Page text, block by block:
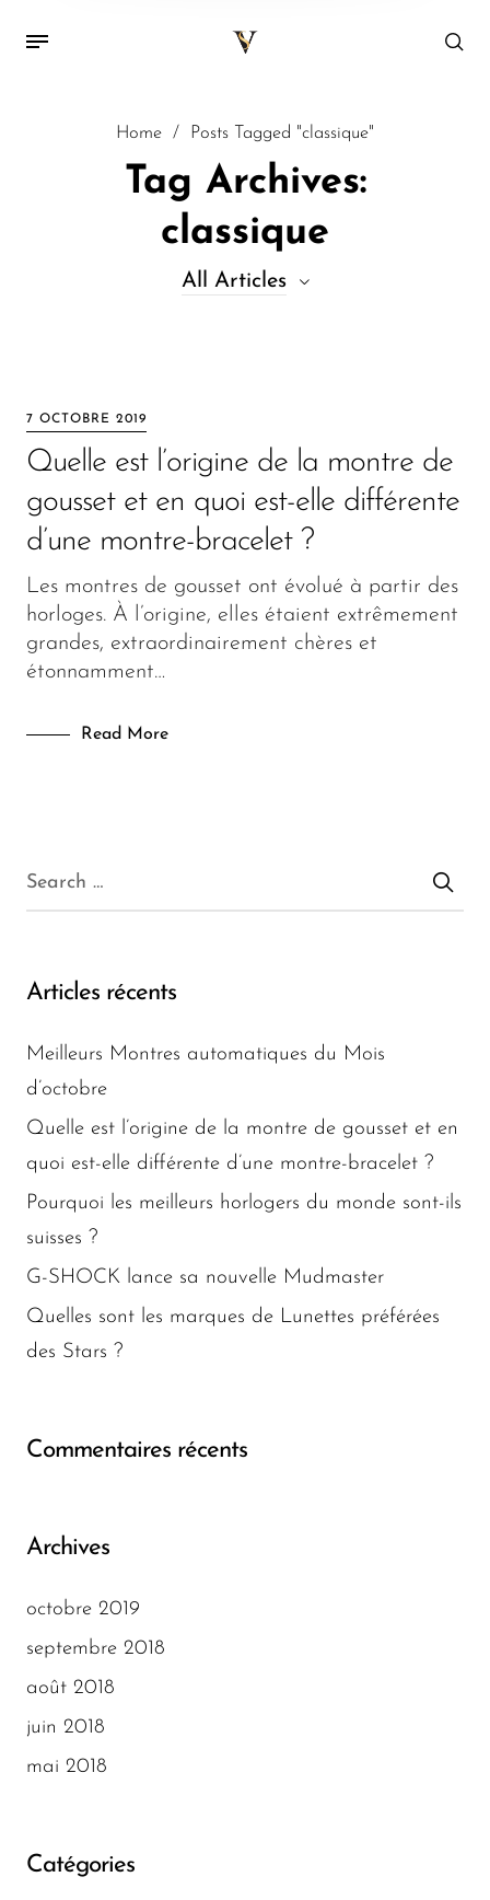
Home / Posts Tagged "classique"
Tag Archives:
classique
All Articles
Kitchen
Lifestyle
Lunettes
Mode
Fashion
7 OCTOBRE 2019
Quelle est l’origine de la montre de
gousset et en quoi est-elle différente
d’une montre-bracelet ?
Les montres de gousset ont évolué à partir des
horloges. À l’origine, elles étaient extrêmement
grandes, extraordinairement chères et
étonnamment…
Read More
Articles récents
Meilleurs Montres automatiques du Mois
d’octobre
Quelle est l’origine de la montre de gousset et en
quoi est-elle différente d’une montre-bracelet ?
Pourquoi les meilleurs horlogers du monde sont-ils
suisses ?
G-SHOCK lance sa nouvelle Mudmaster
Quelles sont les marques de Lunettes préférées
des Stars ?
Commentaires récents
Archives
octobre 2019
septembre 2018
août 2018
juin 2018
mai 2018
Catégories